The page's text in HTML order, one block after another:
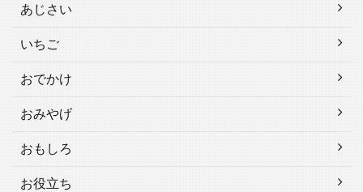
あじさい
いちご
おでかけ
おみやげ
おもしろ
お役立ち